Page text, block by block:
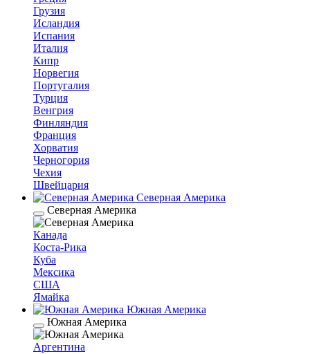
Грузия
Исландия
Испания
Италия
Кипр
Норвегия
Португалия
Турция
Венгрия
Финляндия
Франция
Хорватия
Черногория
Чехия
Швейцария
Северная Америка
Северная Америка
Канада
Коста-Рика
Куба
Мексика
США
Ямайка
Южная Америка
Южная Америка
Аргентина